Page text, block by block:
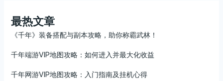
最热文章
《千年》装备搭配与副本攻略，助你称霸武林！
千年端游VIP地图攻略：如何进入并最大化收益
千年网游VIP地图攻略：入门指南及挂机心得